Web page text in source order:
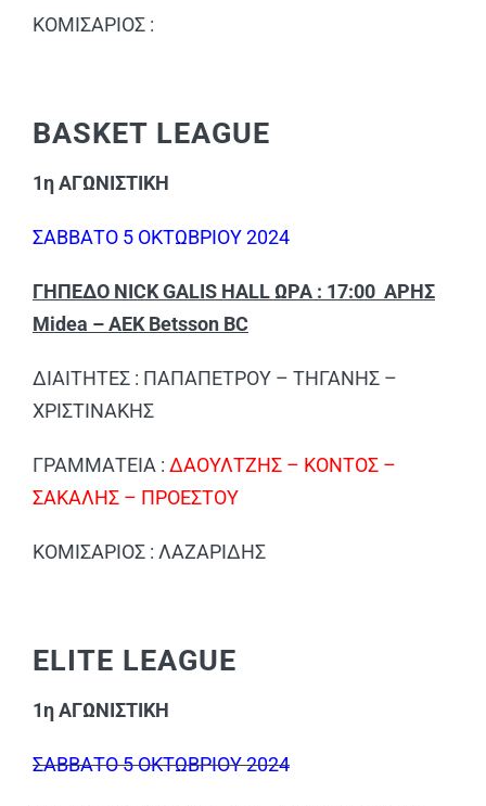
ΚΟΜΙΣΑΡΙΟΣ :
BASKET LEAGUE
1η ΑΓΩΝΙΣΤΙΚΗ
ΣΑΒΒΑΤΟ 5 ΟΚΤΩΒΡΙΟΥ 2024
ΓΗΠΕΔΟ NICK GALIS HALL ΩΡΑ : 17:00 ΑΡΗΣ
Midea – ΑΕΚ Betsson BC
ΔΙΑΙΤΗΤΕΣ : ΠΑΠΑΠΕΤΡΟΥ – ΤΗΓΑΝΗΣ –
ΧΡΙΣΤΙΝΑΚΗΣ
ΓΡΑΜΜΑΤΕΙΑ : ΔΑΟΥΛΤΖΗΣ – ΚΟΝΤΟΣ –
ΣΑΚΑΛΗΣ – ΠΡΟΕΣΤΟΥ
ΚΟΜΙΣΑΡΙΟΣ : ΛΑΖΑΡΙΔΗΣ
ELITE LEAGUE
1η ΑΓΩΝΙΣΤΙΚΗ
ΣΑΒΒΑΤΟ 5 ΟΚΤΩΒΡΙΟΥ 2024